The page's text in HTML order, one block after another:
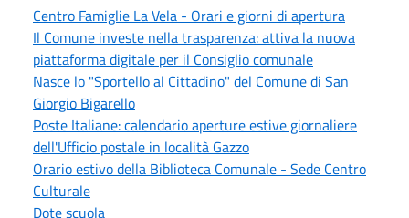
Centro Famiglie La Vela - Orari e giorni di apertura
Il Comune investe nella trasparenza: attiva la nuova
piattaforma digitale per il Consiglio comunale
Nasce lo "Sportello al Cittadino" del Comune di San
Giorgio Bigarello
Poste Italiane: calendario aperture estive giornaliere
dell'Ufficio postale in località Gazzo
Orario estivo della Biblioteca Comunale - Sede Centro
Culturale
Dote scuola